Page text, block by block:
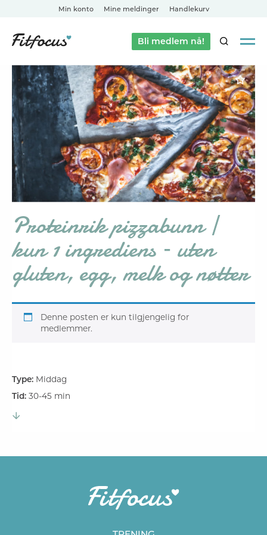
Min konto Mine meldinger Handlekurv
Bli medlem nå!SØK
Proteinrik pizzabunn |
kun 1 ingrediens – uten
gluten, egg, melk og nøtter
Denne posten er kun tilgjengelig for
medlemmer.
Type: Middag
Tid: 30-45 min